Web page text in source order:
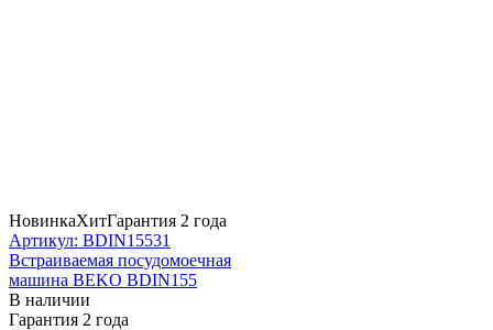
НовинкаХитГарантия 2 года
Артикул: BDIN15531
Встраиваемая посудомоечная
машина BEKO BDIN155
В наличии
Гарантия 2 года